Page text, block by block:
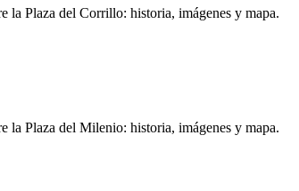
la Plaza del Corrillo: historia, imágenes y mapa.
la Plaza del Milenio: historia, imágenes y mapa.